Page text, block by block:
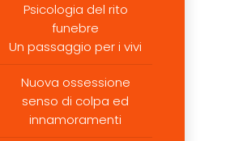
Psicologia del rito
funebre
Un passaggio per i vivi
Nuova ossessione
senso di colpa ed
innamoramenti